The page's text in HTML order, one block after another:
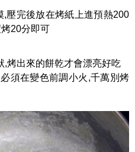
壓完後放在烤紙上進預熱200
20分即可
烤出來的餅乾才會漂亮好吃
須在變色前調小火,千萬別烤